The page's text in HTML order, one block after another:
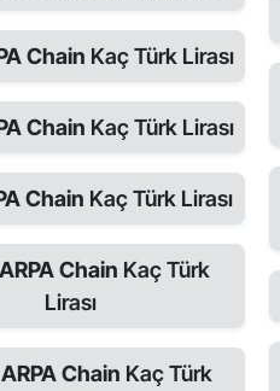
Chain Kaç Türk Lirası
Chain Kaç Türk Lirası
Chain Kaç Türk Lirası
ARPA Chain Kaç Türk
Lirası
ARPA Chain Kaç Türk